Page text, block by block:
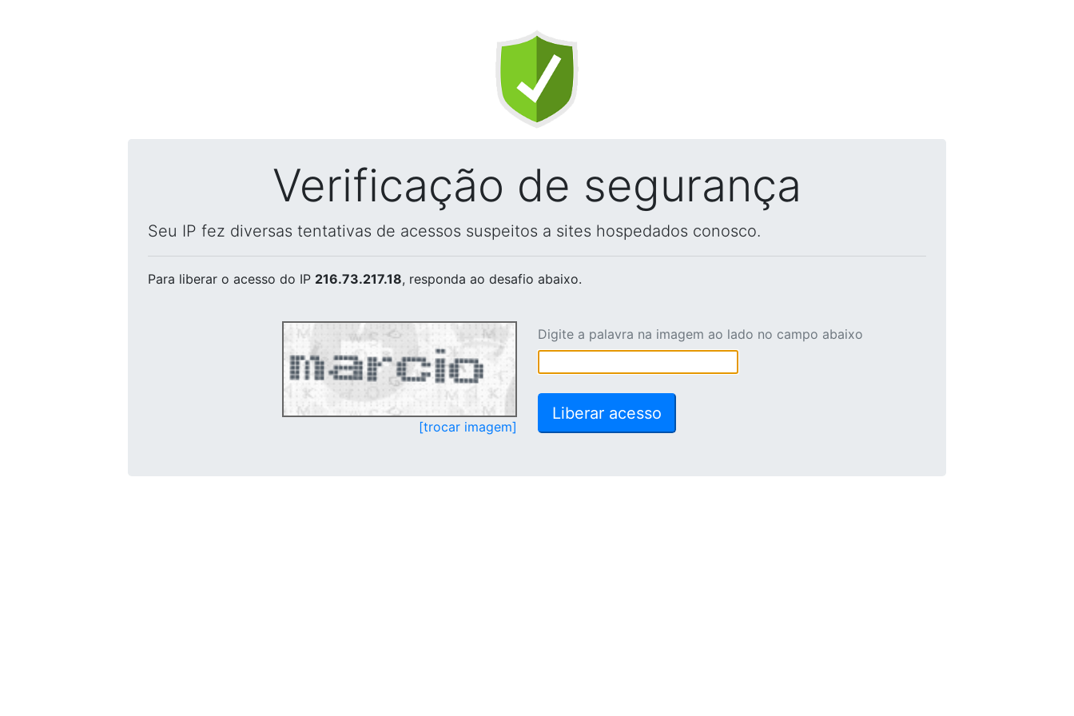
Verificação de segurança
Seu IP fez diversas tentativas de acessos suspeitos a sites hospedados conosco.
Para liberar o acesso do IP 216.73.217.18, responda ao desafio abaixo.
[trocar imagem]
Digite a palavra na imagem ao lado no campo abaixo